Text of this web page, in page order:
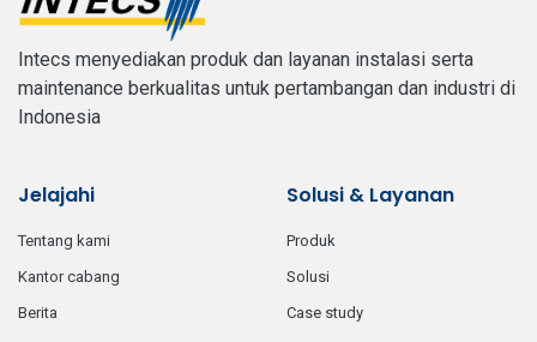
Intecs menyediakan produk dan layanan instalasi serta
maintenance berkualitas untuk pertambangan dan industri di
Indonesia
Jelajahi
tentang kami
kantor cabang
berita
Solusi & Layanan
produk
solusi
case study